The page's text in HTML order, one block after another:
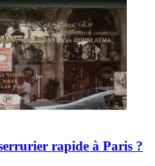
rapide à Paris ?